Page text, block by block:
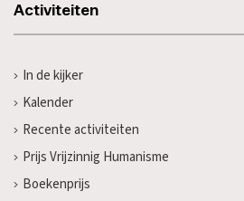
Activiteiten
In de kijker
Kalender
Recente activiteiten
Prijs Vrijzinnig Humanisme
Boekenprijs